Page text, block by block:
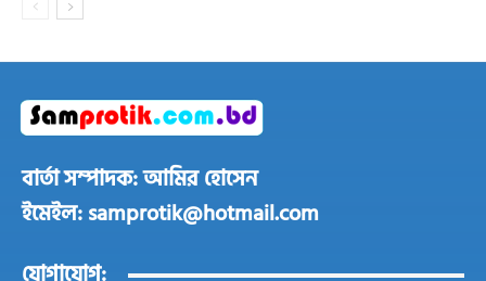
বার্তা সম্পাদক: আমির হোসেন
ইমেইল: samprotik@hotmail.com